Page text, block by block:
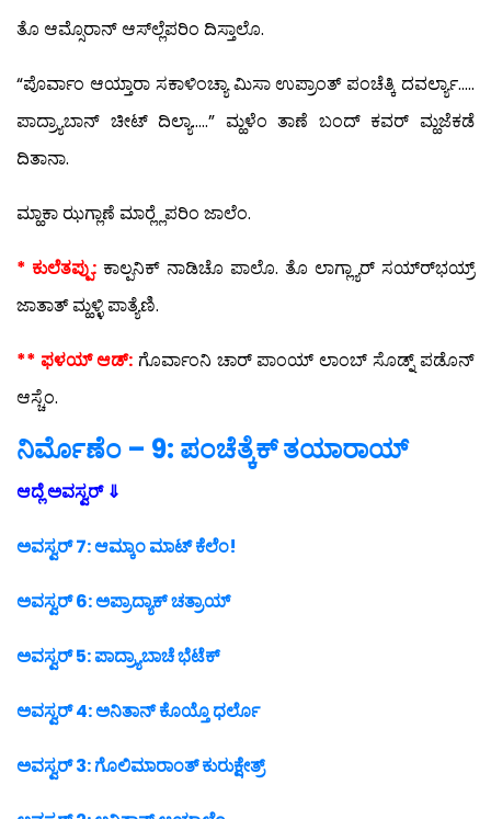
ತೊ ಆಮ್ಸೊರಾನ್ ಆಸ್‍ಲ್ಲೆಪರಿಂ ದಿಸ್ತಾಲೊ.
“ಪೊರ್ವಾಂ ಆಯ್ತಾರಾ ಸಕಾಳಿಂಚ್ಯಾ ಮಿಸಾ ಉಪ್ರಾಂತ್ ಪಂಚೆತ್ಕಿ ದವರ್ಲ್ಯಾ…..
ಪಾದ್ರ್ಯಾಬಾನ್ ಚೀಟ್ ದಿಲ್ಯಾ…..” ಮ್ಹಳೆಂ ತಾಣೆ ಬಂದ್ ಕವರ್ ಮ್ಹಜೆಕಡೆ
ದಿತಾನಾ.
ಮ್ಹಾಕಾ ಝಗ್ಲಾಣೆ ಮಾರ್‍ಲ್ಲೆಪರಿಂ ಜಾಲೆಂ.
* ಕುಲೆತಪ್ಪು: ಕಾಲ್ಪನಿಕ್ ನಾಡಿಚೊ ಪಾಲೊ. ತೊ ಲಾಗ್ಲ್ಯಾರ್ ಸಯ್ರ್‍ಭಯ್ರ್
ಜಾತಾತ್ ಮ್ಹಳ್ಳಿ ಪಾತ್ಯೆಣಿ.
** ಫಳಯ್ ಆಡ್:ಗೊರ್ವಾಂನಿ ಚಾರ್ ಪಾಂಯ್ ಲಾಂಬ್ ಸೊಡ್ನ್ ಪಡೊನ್
ಆಸ್ಚೆಂ.
ನಿರ್ಮೊಣೆಂ – 9: ಪಂಚೆತ್ಕೆಕ್ ತಯಾರಾಯ್
ಆದ್ಲೆ ಅವಸ್ವರ್ ⇓
ಅವಸ್ವರ್‍ 7: ಆಮ್ಕಾಂ ಮಾಟ್ ಕೆಲೆಂ!
ಅವಸ್ವರ್‍ 6: ಅಪ್ರಾದ್ಯಾಕ್ ಚತ್ರಾಯ್
ಅವಸ್ವರ್‍ 5: ಪಾದ್ರ್ಯಾಬಾಚೆ ಭೆಟೆಕ್
ಅವಸ್ವರ್‍ 4: ಅನಿತಾನ್ ಕೊಯ್ತೊ ಧರ್ಲೊ
ಅವಸ್ವರ್‍ 3: ಗೊಲಿಮಾರಾಂತ್ ಕುರುಕ್ಷೇತ್ರ್